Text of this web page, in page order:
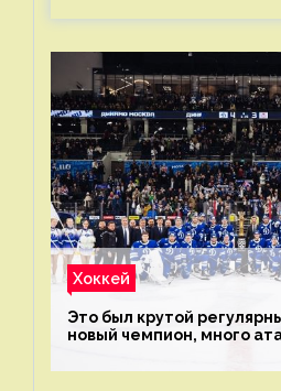
Хоккей
Это был крутой
новый чемпион, много